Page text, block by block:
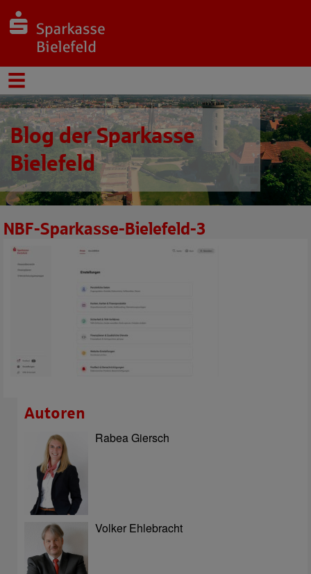
Blog der Sparkasse
Bielefeld
NBF-Sparkasse-Bielefeld-3
Autoren
Rabea Giersch
Volker Ehlebracht